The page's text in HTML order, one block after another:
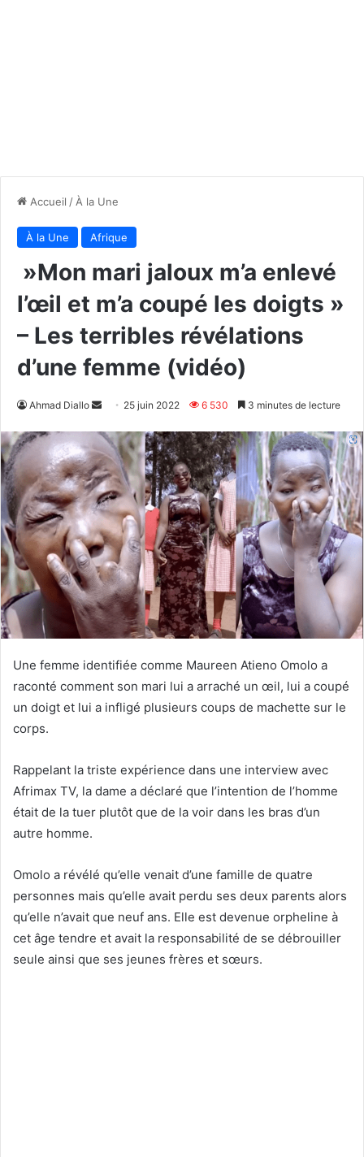
Accueil / À la Une
À la Une Afrique
»Mon mari jaloux m’a enlevé
l’œil et m’a coupé les doigts »
– Les terribles révélations
d’une femme (vidéo)
Ahmad Diallo
Envoyer
courriel
25 juin 2022 6 530 3 minutes de lecture
Une femme identifiée comme Maureen Atieno Omolo a
raconté comment son mari lui a arraché un œil, lui a coupé
un doigt et lui a infligé plusieurs coups de machette sur le
corps.
Rappelant la triste expérience dans une interview avec
Afrimax TV, la dame a déclaré que l’intention de l’homme
était de la tuer plutôt que de la voir dans les bras d’un
autre homme.
Omolo a révélé qu’elle venait d’une famille de quatre
personnes mais qu’elle avait perdu ses deux parents alors
qu’elle n’avait que neuf ans. Elle est devenue orpheline à
cet âge tendre et avait la responsabilité de se débrouiller
seule ainsi que ses jeunes frères et sœurs.